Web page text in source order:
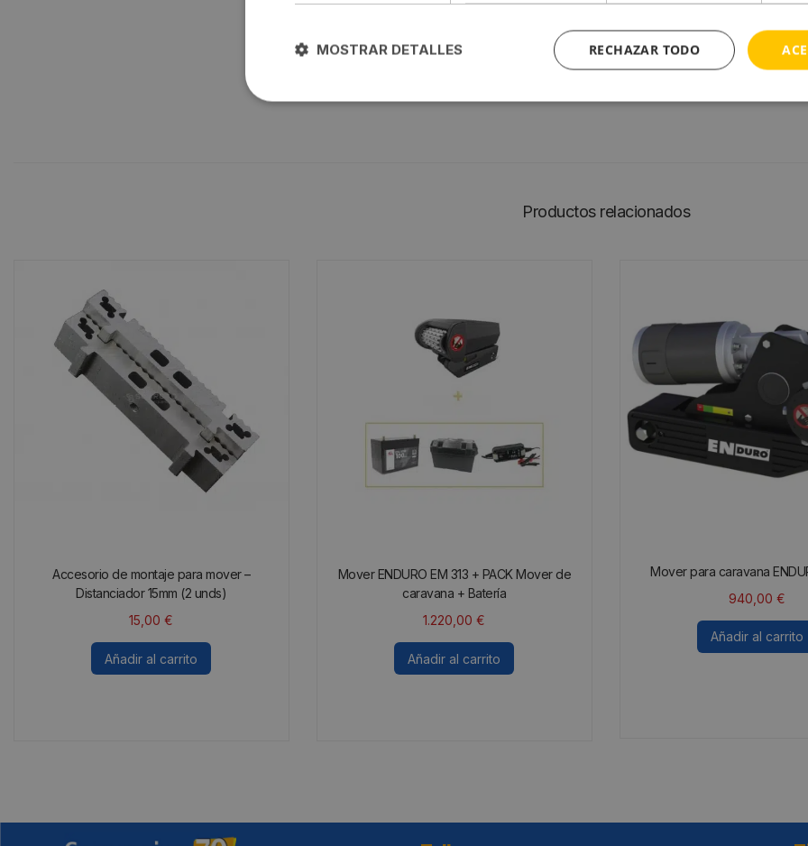
– una nueva aplicación smartphone (conexión a través de adaptador
Productos relacionados
Accesorio de montaje para mover –
Distanciador 15mm (2 unds)
15,00€
Añadir al carrito
Mover ENDURO EM 313 + PACK Mover de
caravana + Batería
1.220,00€
Añadir al carrito
Mover para caravana
940,00€
Añadir al carrito
RECHAZAR TODO
MOSTRAR DETALLES